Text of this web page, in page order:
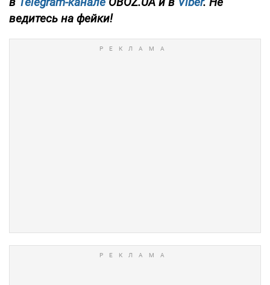
ведитесь на фейки!